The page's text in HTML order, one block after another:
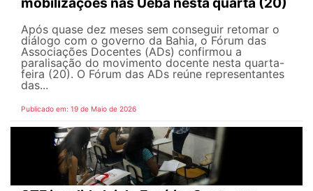
Após quase dez meses sem conseguir retomar o
diálogo com o governo da Bahia, o Fórum das
Associações Docentes (ADs) confirmou a
paralisação do movimento docente nesta quarta-
feira (20). O Fórum das ADs reúne representantes
das...
Publicado em: 19 de Maio de 2026